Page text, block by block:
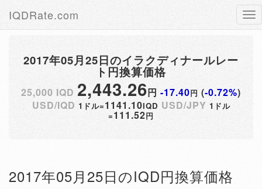
IQDRate.com
2017年05月25日のイラクディナールレー
ト円換算価格
25,000 IQD 2,443.26円 -17.40円 (-0.72%)
USD/IQD 1ドル=1141.10IQD USD/JPY 1ドル
=111.52円
2017年05月25日のIQD円換算価格